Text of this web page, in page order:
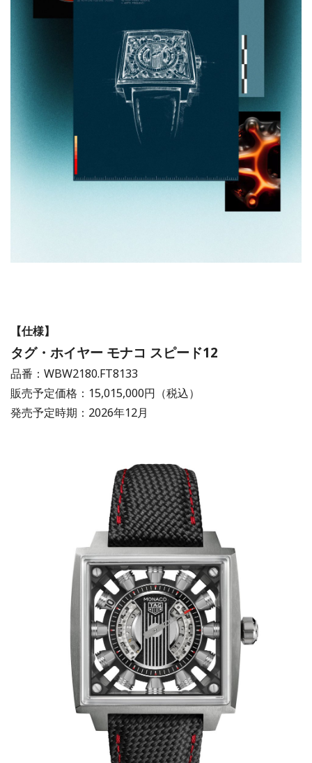
【仕様】
タグ・ホイヤー モナコ スピード12
品番：WBW2180.FT8133
販売予定価格：15,015,000円（税込）
発売予定時期：2026年12月